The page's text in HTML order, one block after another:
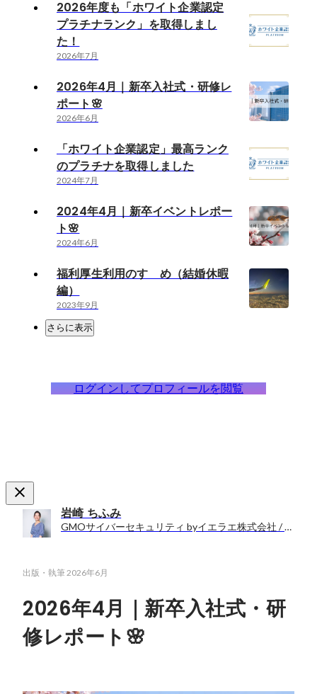
2026年度も「ホワイト企業認定
プラチナランク」を取得しまし
た！
2026年7月
2026年4月｜新卒入社式・研修レ
ポート🌸
2026年6月
「ホワイト企業認定」最高ランク
のプラチナを取得しました
2024年7月
2024年4月｜新卒イベントレポー
ト🌸
2024年6月
福利厚生利用のすゝめ（結婚休暇
編）
2023年9月
さらに表示
ログインしてプロフィールを閲覧
岩崎 ちふみ
GMOサイバーセキュリティ byイエラエ株式会社 / 人事労務部
出版・執筆2026年6月
2026年4月｜新卒入社式・研
修レポート🌸